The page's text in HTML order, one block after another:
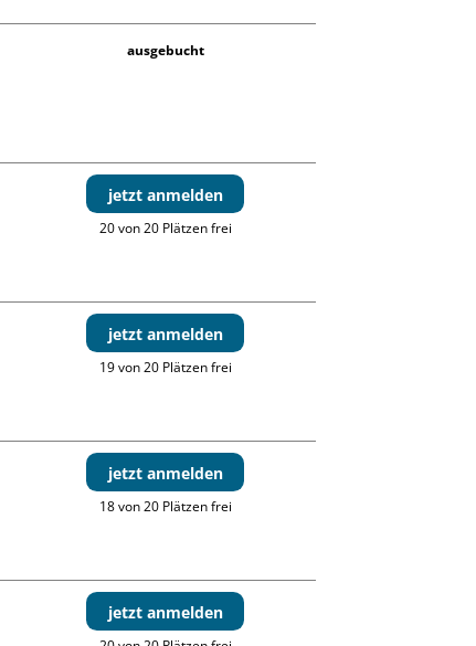
ausgebucht
jetzt anmelden
20 von 20 Plätzen frei
jetzt anmelden
19 von 20 Plätzen frei
jetzt anmelden
18 von 20 Plätzen frei
jetzt anmelden